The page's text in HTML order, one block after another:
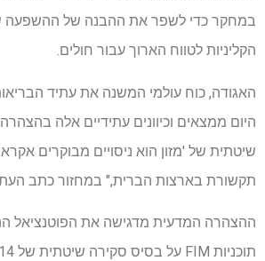
הקליניות לטווח הארוך עבור חולים.
האגודה, כוח עולמי המשנה את עתיד
היום ממצאים וכיוונים עתידיים אלה
שיטתית של 'מזון הוא ניסויים מבוקרים
תקשורת בארצות הברית," במחזור כתב
ההצהרה המדעית מדגישה את הפוטנציאל